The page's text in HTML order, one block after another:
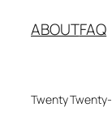
ABOUTFAQ
Twenty